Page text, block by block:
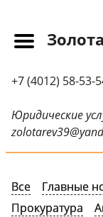
Прайс-лист
Новости
Обращения
Научные
+7 (4012) 58-53-
Юридические
Все Главные
Прокуратура